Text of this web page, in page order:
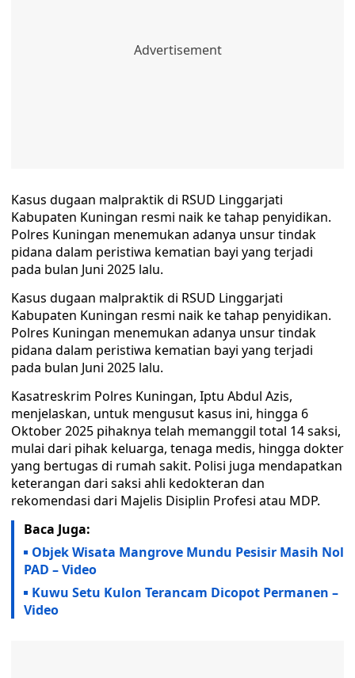
Kasus dugaan malpraktik di RSUD Linggarjati
Kabupaten Kuningan resmi naik ke tahap penyidikan.
Polres Kuningan menemukan adanya unsur tindak
pidana dalam peristiwa kematian bayi yang terjadi
pada bulan Juni 2025 lalu.
Kasus dugaan malpraktik di RSUD Linggarjati
Kabupaten Kuningan resmi naik ke tahap penyidikan.
Polres Kuningan menemukan adanya unsur tindak
pidana dalam peristiwa kematian bayi yang terjadi
pada bulan Juni 2025 lalu.
Kasatreskrim Polres Kuningan, Iptu Abdul Azis,
menjelaskan, untuk mengusut kasus ini, hingga 6
Oktober 2025 pihaknya telah memanggil total 14 saksi,
mulai dari pihak keluarga, tenaga medis, hingga dokter
yang bertugas di rumah sakit. Polisi juga mendapatkan
keterangan dari saksi ahli kedokteran dan
rekomendasi dari Majelis Disiplin Profesi atau MDP.
Baca Juga:
Objek Wisata Mangrove Mundu Pesisir Masih Nol
PAD – Video
Kuwu Setu Kulon Terancam Dicopot Permanen –
Video